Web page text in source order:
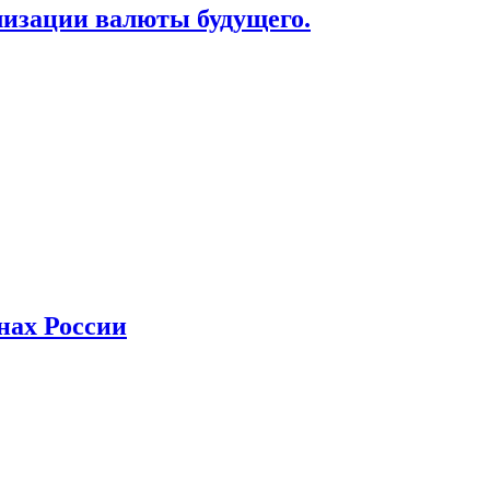
валюты будущего.
России